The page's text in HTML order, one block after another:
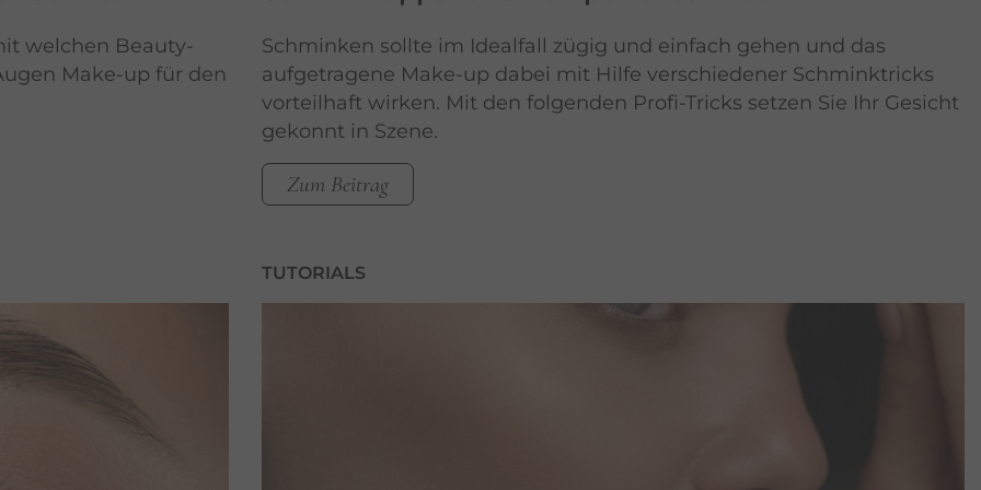
welchen Beauty-
Make-up für den
Schminken sollte im Idealfall zügig und einfach gehen und das
aufgetragene Make-up dabei mit Hilfe verschiedener Schminktricks
vorteilhaft wirken. Mit den folgenden Profi-Tricks setzen Sie Ihr Gesicht
gekonnt in Szene.
Zum Beitrag
TUTORIALS